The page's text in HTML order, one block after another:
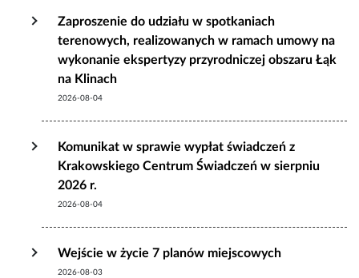
Zaproszenie do udziału w spotkaniach
terenowych, realizowanych w ramach umowy na
wykonanie ekspertyzy przyrodniczej obszaru Łąk
na Klinach
2026-08-04
Komunikat w sprawie wypłat świadczeń z
Krakowskiego Centrum Świadczeń w sierpniu
2026 r.
2026-08-04
Wejście w życie 7 planów miejscowych
2026-08-03